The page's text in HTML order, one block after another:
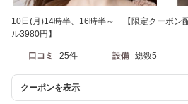
10日(月)14時半、16時半～ 【限定クーポン
ル3980円】
口コミ 25件 設備 総数5
クーポンを表示